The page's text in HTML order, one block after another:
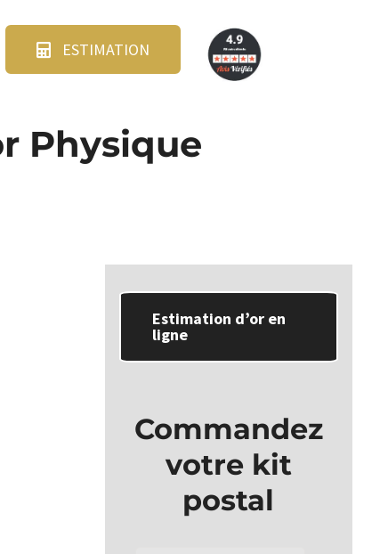
ESTIMATION
Physique
Estimation d’or en
ligne
Commandez
votre kit
postal